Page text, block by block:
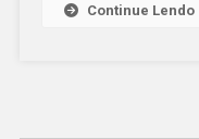
Continue Lendo